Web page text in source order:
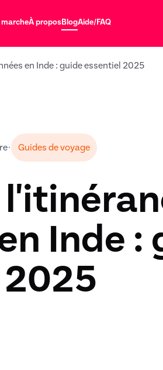
À proposBlogAide/FAQ
en Inde : guide essentiel 2025
• Guides de voyage
Inde :